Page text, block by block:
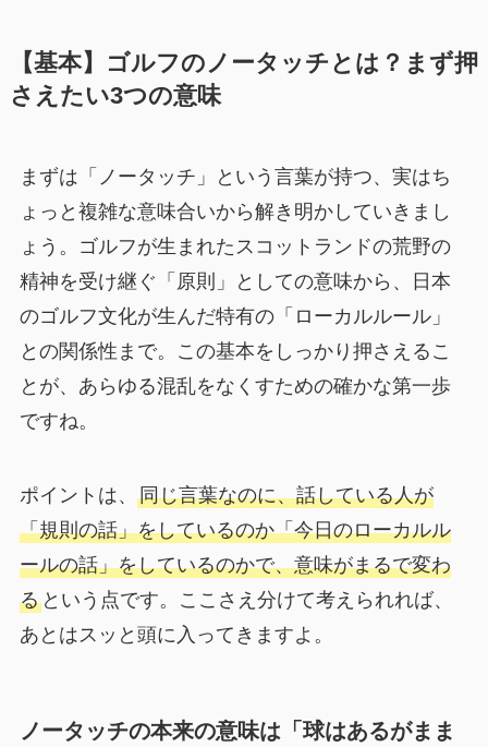
【基本】ゴルフのノータッチとは？まず押
さえたい3つの意味
まずは「ノータッチ」という言葉が持つ、実はち
ょっと複雑な意味合いから解き明かしていきまし
ょう。ゴルフが生まれたスコットランドの荒野の
精神を受け継ぐ「原則」としての意味から、日本
のゴルフ文化が生んだ特有の「ローカルルール」
との関係性まで。この基本をしっかり押さえるこ
とが、あらゆる混乱をなくすための確かな第一歩
ですね。
ポイントは、 同じ言葉なのに、話している人が
「規則の話」をしているのか「今日のローカルル
ールの話」をしているのかで、意味がまるで変わ
るという点です。ここさえ分けて考えられれば、
あとはスッと頭に入ってきますよ。
ノータッチの本来の意味は「球はあるがまま